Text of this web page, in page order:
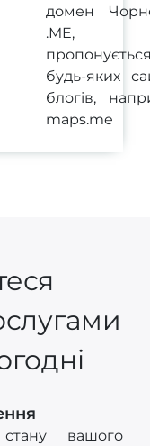
домен
.ME,
будь-яких
блогів,
maps.me
вашого